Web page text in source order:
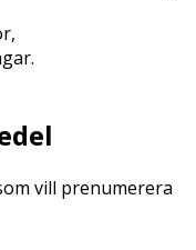
vill prenumerera